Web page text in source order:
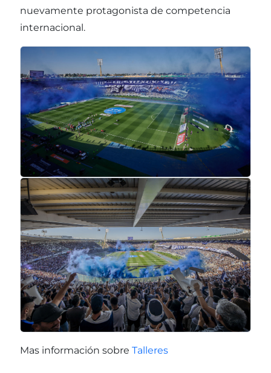
nuevamente protagonista de competencia
internacional.
Mas información sobre Talleres